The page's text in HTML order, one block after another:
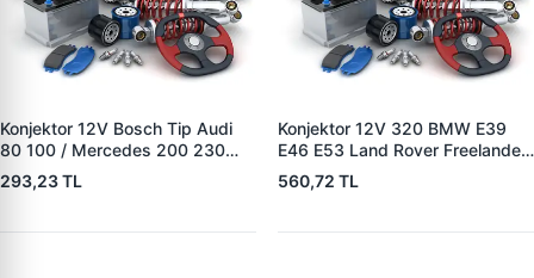
Konjektor 12V Bosch Tip Audi
80 100 / Mercedes 200 230
250 / BMW | YUNYI 04-080 |
OEM A0021545806
293,23 TL
Konjektor 12V 320 BMW E39
E46 E53 Land Rover Freelander
2.0 TD4 | YUNYI 08-033 | OEM
12317501749 12317792094
560,72 TL